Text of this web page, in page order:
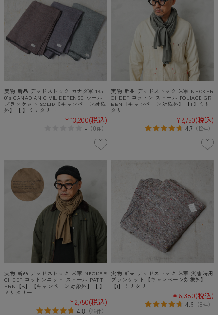
実物 新品 デッドストック カナダ軍 195
0's CANADIAN CIVIL DEFENSE ウール
ブランケット SOLID【キャンペーン対象
外】【I】ミリタリー
¥13,200(税込)
-（0件）
実物 新品 デッドストック 米軍 NECKER
CHEEF コットン ストール FOLIAGE GR
EEN【キャンペーン対象外】【T】ミリ
タリー
¥2,750(税込)
4.7 （12件）
実物 新品 デッドストック 米軍 NECKER
CHEEF コットンニット ストール PATT
ERN【B】【キャンペーン対象外】【I】
ミリタリー
¥2,750(税込)
4.8 （26件）
実物 新品 デッドストック 米軍 災害時用
ブランケット【キャンペーン対象外】
【I】ミリタリー
¥6,380(税込)
4.6 （8件）